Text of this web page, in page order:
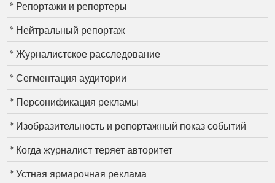
Репортажи и репортеры
Нейтральный репортаж
Журналистское расследование
Сегментация аудитории
Персонификация рекламы
Изобразительность и репортажный показ событий
Когда журналист теряет авторитет
Устная ярмарочная реклама